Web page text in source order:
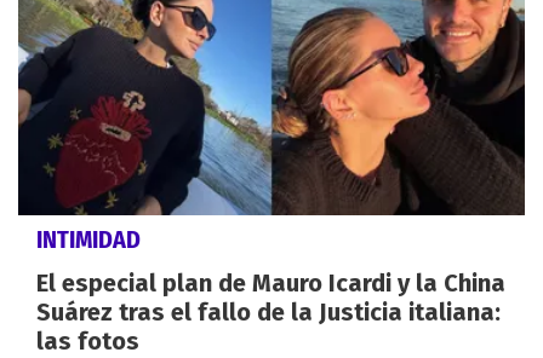
INTIMIDAD
El especial plan de Mauro Icardi y la China
Suárez tras el fallo de la Justicia italiana:
las fotos